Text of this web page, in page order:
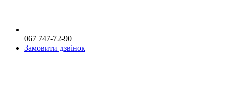
067 747-72-90
Замовити дзвінок